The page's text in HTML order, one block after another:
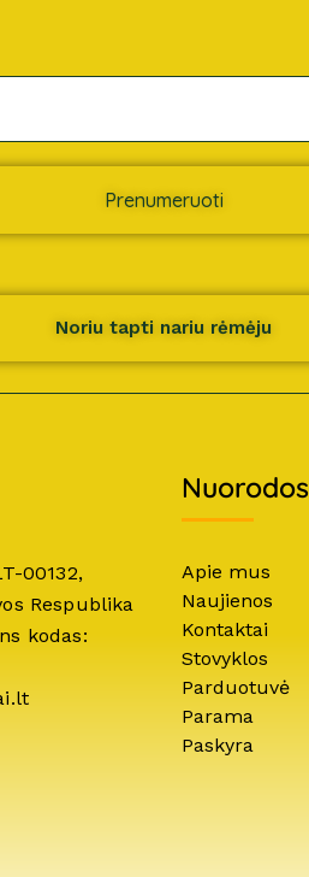
Prenumeruoti
Noriu tapti nariu rėmėju
00132,
Respublika
kodas:
Nuorodos
Apie mus
Naujienos
Kontaktai
Stovyklos
Parduotuvė
Parama
Paskyra